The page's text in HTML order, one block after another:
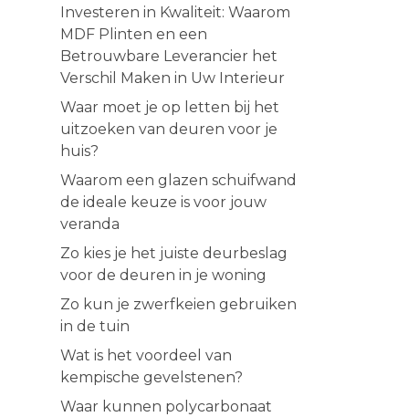
Investeren in Kwaliteit: Waarom
MDF Plinten en een
Betrouwbare Leverancier het
Verschil Maken in Uw Interieur
Waar moet je op letten bij het
uitzoeken van deuren voor je
huis?
Waarom een glazen schuifwand
de ideale keuze is voor jouw
veranda
Zo kies je het juiste deurbeslag
voor de deuren in je woning
Zo kun je zwerfkeien gebruiken
in de tuin
Wat is het voordeel van
kempische gevelstenen?
Waar kunnen polycarbonaat